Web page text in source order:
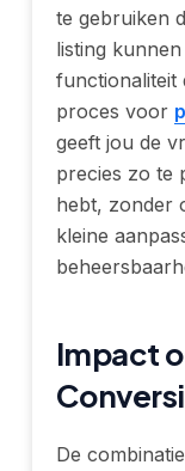
te gebruiken
listing
functionaliteit
proces voor
geeft jou de
precies zo te
hebt, zonder
kleine
Impact
De